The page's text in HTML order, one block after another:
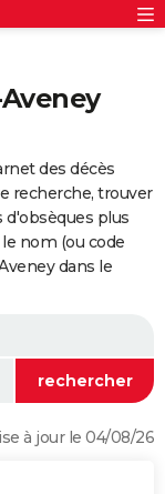
des décès
recherche, trouver
d'obsèques plus
nom (ou code
dans le
à jour le 04/08/26